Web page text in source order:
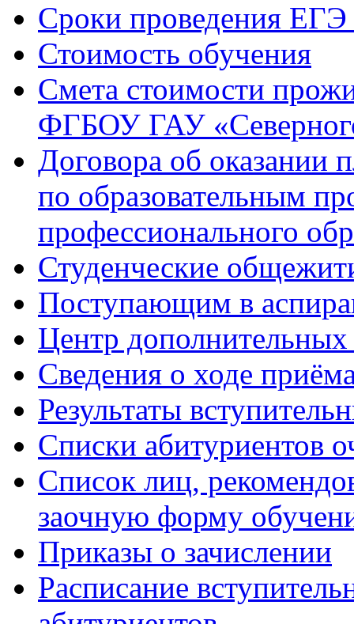
Сроки проведения ЕГЭ
Стоимость обучения
Смета стоимости
ФГБОУ ГАУ
Договора об оказании
по образовательным
профессионального
Студенческие
Поступающим в
Центр дополнительных
Сведения о ходе
Результаты
Списки абитуриентов
Список лиц,
заочную форму
Приказы о зачислении
Расписание